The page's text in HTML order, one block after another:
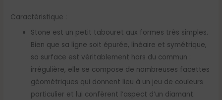
Caractéristique :
Stone est un petit tabouret aux formes très simples.
Bien que sa ligne soit épurée, linéaire et symétrique,
sa surface est véritablement hors du commun :
irrégulière, elle se compose de nombreuses facettes
géométriques qui donnent lieu à un jeu de couleurs
particulier et lui confèrent l’aspect d’un diamant.